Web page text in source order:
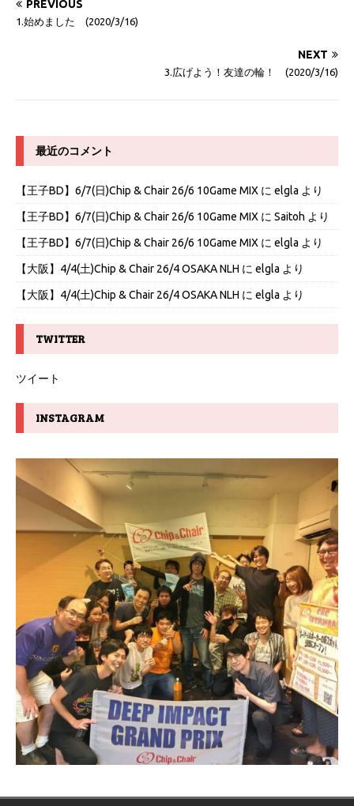
PREVIOUS
1.始めました (2020/3/16)
NEXT
3.広げよう！友達の輪！ (2020/3/16)
最近のコメント
【王子BD】6/7(日)Chip & Chair 26/6 10Game MIX に elgla より
【王子BD】6/7(日)Chip & Chair 26/6 10Game MIX に Saitoh より
【王子BD】6/7(日)Chip & Chair 26/6 10Game MIX に elgla より
【大阪】4/4(土)Chip & Chair 26/4 OSAKA NLH に elgla より
【大阪】4/4(土)Chip & Chair 26/4 OSAKA NLH に elgla より
TWITTER
ツイート
INSTAGRAM